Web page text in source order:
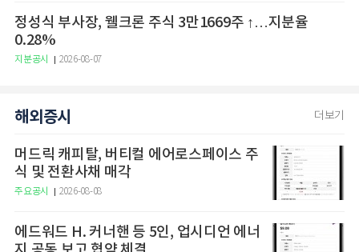
정성식 부사장, 웰크론 주식 3만1669주 ↑…지분율
0.28%
지분공시 2026-08-07
해외증시 더보기
머드릭 캐피탈, 버티컬 에어로스페이스 주
식 및 전환사채 매각
주요공시 2026-08-08
에드워드 H. 커너핸 등 5인, 업시디언 에너